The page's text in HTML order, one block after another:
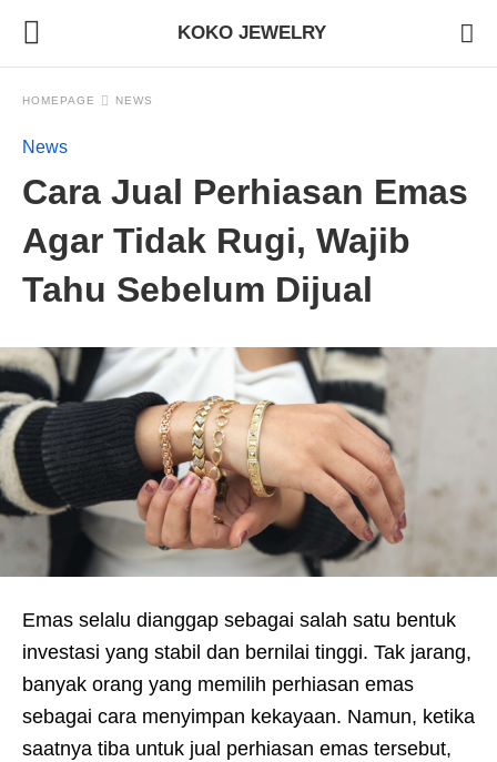
KOKO JEWELRY
HOMEPAGE NEWS
News
Cara Jual Perhiasan Emas
Agar Tidak Rugi, Wajib
Tahu Sebelum Dijual
Emas selalu dianggap sebagai salah satu bentuk
investasi yang stabil dan bernilai tinggi. Tak jarang,
banyak orang yang memilih perhiasan emas
sebagai cara menyimpan kekayaan. Namun, ketika
saatnya tiba untuk jual perhiasan emas tersebut,